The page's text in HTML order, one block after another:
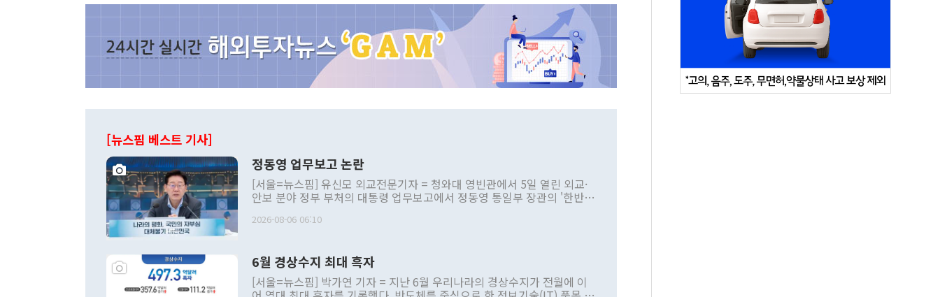
[뉴스핌 베스트 기사]
정동영 업무보고 논란
[서울=뉴스핌] 유신모 외교전문기자 = 청와대 영빈관에서 5일 열린 외교·
안보 분야 정부 부처의 대통령 업무보고에서 정동영 통일부 장관의 '한반도
발언 중에는 정부 내 조율을 거치지 않은 사안을 정책으로 추진하겠다고 공
주의적 희망에 근거한 비현실적 구상'이라는 비판을 내놨다. 그동안 정 장
관의 대북 정책 관련 발언이 물의를 빚은 적은 여러 번 있지만 대통령과 유
관 부처 장관이 공개적으로 부정적 입장을 표명한 것은 이례적이다. 정 장
2026-08-06 06:10
6월 경상수지 최대 흑자
[서울=뉴스핌] 박가연 기자 = 지난 6월 우리나라의 경상수지가 전월에 이